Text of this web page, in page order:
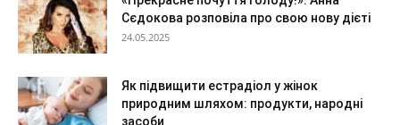
Сєдокова розповіла про свою нову дієті
24.05.2025
Як підвищити естрадіол у жінок
природним шляхом: продукти, народні
засоби